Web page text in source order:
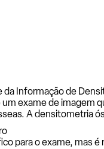
da Informação de
exame de imagem
A densitometria
para o exame, mas